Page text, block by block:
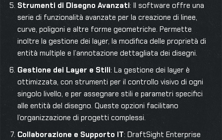
Strumenti di Disegno Avanzati: Il software offre una
serie di funzionalità avanzate per la creazione di linee,
curve, poligoni e altre forme geometriche. Permette
inoltre la gestione dei layer, la modifica delle proprietà di
entità multiple e l’annotazione dettagliata dei disegni.
Gestione dei Layer e Stili: La gestione dei layer è
ottimizzata, con strumenti per il controllo visivo di ogni
singolo livello, e per assegnare stili e parametri specifici
alle entità del disegno. Queste opzioni facilitano
l’organizzazione di progetti complessi.
Collaborazione e Supporto IT: DraftSight Enterprise